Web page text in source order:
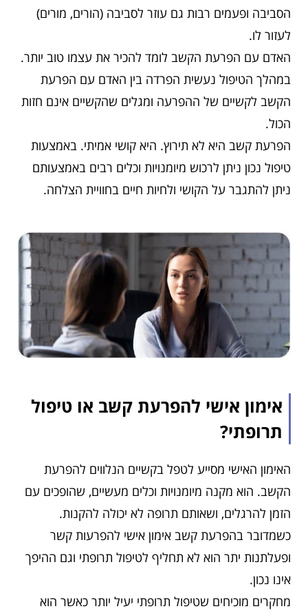
הסביבה ופעמים רבות גם עוזר לסביבה (הורים, מורים)
לעזור לו.
האדם עם הפרעת הקשב לומד להכיר את עצמו טוב יותר.
במהלך הטיפול נעשית הפרדה בין האדם עם הפרעת
הקשב לקשיים של ההפרעה ומגלים שהקשיים אינם חזות
הכול.
הפרעת קשב היא לא תירוץ. היא קושי אמיתי. באמצעות
טיפול נכון ניתן לרכוש מיומנויות וכלים רבים באמצעותם
ניתן להתגבר על הקושי ולחיות חיים בחוויית הצלחה.
אימון אישי להפרעת קשב או טיפול
תרופתי?
האימון האישי מסייע לטפל בקשיים הנלווים להפרעת
הקשב. הוא מקנה מיומנויות וכלים מעשיים, שהופכים עם
הזמן להרגלים, ושאותם תרופה לא יכולה להקנות.
כשמדובר בהפרעת קשב אימון אישי להפרעות קשר
ופעלתנות יתר הוא לא תחליף לטיפול תרופתי וגם ההיפך
אינו נכון.
מחקרים מוכיחים שטיפול תרופתי יעיל יותר כאשר הוא